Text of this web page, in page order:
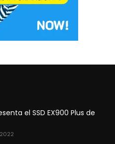
el SSD EX900 Plus de